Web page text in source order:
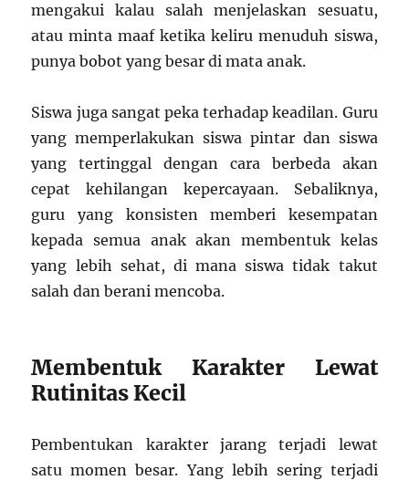
mengakui kalau salah menjelaskan sesuatu,
atau minta maaf ketika keliru menuduh siswa,
punya bobot yang besar di mata anak.
Siswa juga sangat peka terhadap keadilan. Guru
yang memperlakukan siswa pintar dan siswa
yang tertinggal dengan cara berbeda akan
cepat kehilangan kepercayaan. Sebaliknya,
guru yang konsisten memberi kesempatan
kepada semua anak akan membentuk kelas
yang lebih sehat, di mana siswa tidak takut
salah dan berani mencoba.
Membentuk Karakter Lewat
Rutinitas Kecil
Pembentukan karakter jarang terjadi lewat
satu momen besar. Yang lebih sering terjadi